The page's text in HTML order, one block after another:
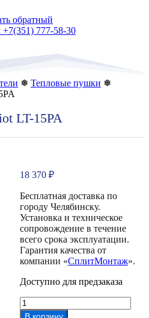
обратный
+7(351) 777-58-30
❅ Тепловые пушки ❅
LT-15PA
18 370 ₽
Бесплатная доставка по
городу Челябинску.
Установка и техническое
сопровождение в течение
всего срока эксплуатации.
Гарантия качества от
компании «СплитМонтаж».
Доступно для предзаказа
Количество
товара